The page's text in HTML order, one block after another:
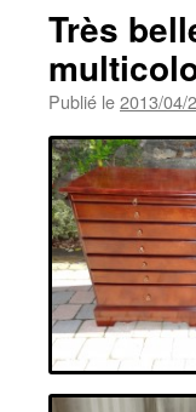
Très
Publié le2013/04/